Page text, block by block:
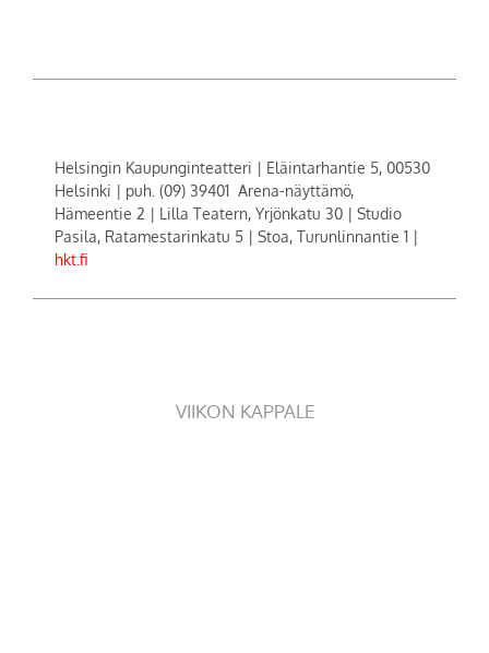
Helsingin Kaupunginteatteri | Eläintarhantie 5, 00530
Helsinki | puh. (09) 39401 Arena-näyttämö,
Hämeentie 2 | Lilla Teatern, Yrjönkatu 30 | Studio
Pasila, Ratamestarinkatu 5 | Stoa, Turunlinnantie 1 |
hkt.fi
VIIKON KAPPALE